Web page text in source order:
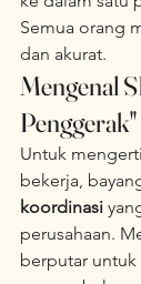
Semua orang
dan akurat.
Mengenal
Untuk
bekerja,
koordinasi
perusahaan.
berputar